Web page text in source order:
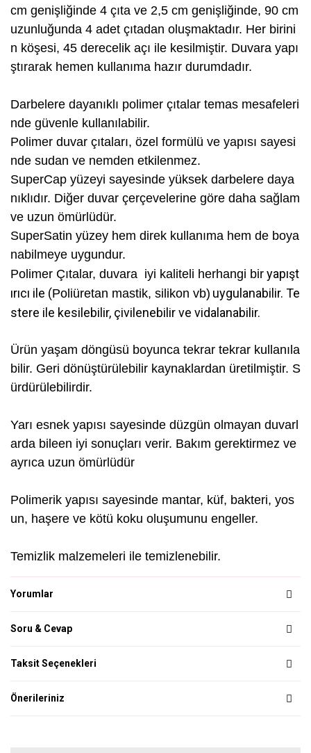
cm genişliğinde 4 çıta ve 2,5 cm genişliğinde, 90 cm
uzunluğunda 4 adet çıtadan oluşmaktadır. Her birini
n köşesi, 45 derecelik açı ile kesilmiştir. Duvara yapı
ştırarak hemen kullanıma hazır durumdadır.
Darbelere dayanıklı polimer çıtalar temas mesafeleri
nde güvenle kullanılabilir.
Polimer duvar çıtaları, özel formülü ve yapısı sayesi
nde sudan ve nemden etkilenmez.
SuperCap yüzeyi sayesinde yüksek darbelere daya
nıklıdır. Diğer duvar çerçevelerine göre daha sağlam
ve uzun ömürlüdür.
SuperSatin yüzey hem direk kullanıma hem de boya
nabilmeye uygundur.
Polimer Çıtalar, duvara iyi kaliteli herhangi bir yapışt
ırıcı ile (Poliüretan mastik, silikon vb) uygulanabilir. Te
stere ile kesilebilir, çivilenebilir ve vidalanabilir.
Ürün yaşam döngüsü boyunca tekrar tekrar kullanıla
bilir. Geri dönüştürülebilir kaynaklardan üretilmiştir. S
ürdürülebilirdir.
Yarı esnek yapısı sayesinde düzgün olmayan duvarl
arda bileen iyi sonuçları verir. Bakım gerektirmez ve
ayrıca uzun ömürlüdür
Polimerik yapısı sayesinde mantar, küf, bakteri, yos
un, haşere ve kötü koku oluşumunu engeller.
Temizlik malzemeleri ile temizlenebilir.
Yorumlar
Soru & Cevap
Taksit Seçenekleri
Önerileriniz